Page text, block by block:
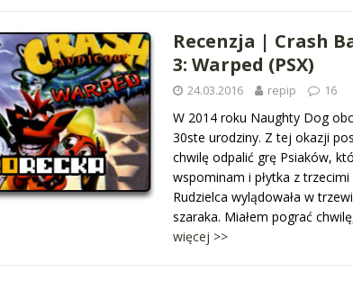
Recenzja | Crash
3: Warped (PSX)
24.03.2016 repip 16
W 2014 roku Naughty Dog
30ste urodziny. Z tej okazji
chwilę odpalić grę Psiaków,
wspominam i płytka z
Rudzielca wylądowała w
szaraka. Miałem pograć
więcej >>